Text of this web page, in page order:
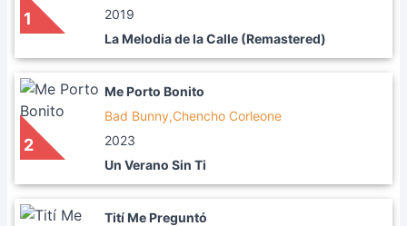
1
2019
La Melodia de la Calle (Remastered)
2
Me Porto Bonito
Bad Bunny,Chencho Corleone
2023
Un Verano Sin Ti
Tití Me Preguntó